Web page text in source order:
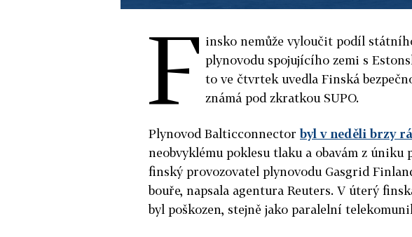
F insko nemůže vyloučit podíl
plynovodu spojujícího zemi s
to ve čtvrtek uvedla Finská
známá pod zkratkou SUPO.
Plynovod Balticconnector byl v neděli brzy
neobvyklému poklesu tlaku a obavám z úniku
finský provozovatel plynovodu Gasgrid
bouře, napsala agentura Reuters. V úterý
byl poškozen, stejně jako paralelní